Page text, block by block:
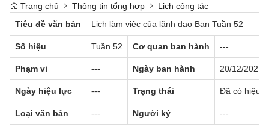
Trang chủ Thông tin tổng hợp
Lịch công tác
Tiêu đề văn bản
Lịch làm việc của lãnh đạo Ban Tuần 52
Số hiệu Tuần 52 Cơ quan ban hành ---
Phạm vi --- Ngày ban hành 20/12/2021
Ngày hiệu lực --- Trạng thái Đã có hiệu
Loại văn bản --- Người ký ---